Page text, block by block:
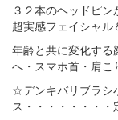
３２本のヘッドピ
超実感フェイシャ
年齢と共に変化す
へ・スマホ首・肩こ
☆デンキバリブラシ
ス・・・・・・・・